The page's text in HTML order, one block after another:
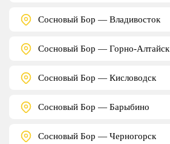
Сосновый Бор — Владивосток
Сосновый Бор — Горно-Алтайск
Сосновый Бор — Кисловодск
Сосновый Бор — Барыбино
Сосновый Бор — Черногорск